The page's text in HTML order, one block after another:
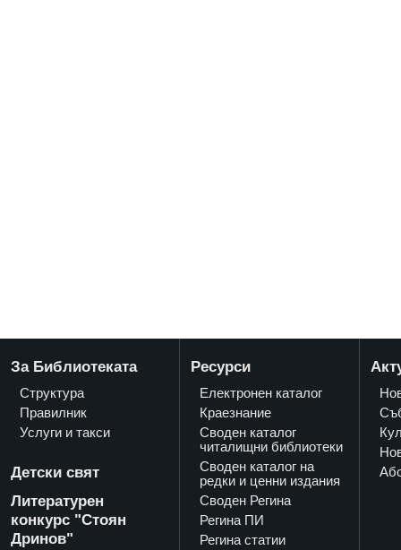
За Библиотеката
Структура
Правилник
Услуги и такси
Детски свят
Литературен
конкурс "Стоян
Дринов"
Ресурси
Електронен каталог
Краезнание
Своден каталог
читалищни библиотеки
Своден каталог на
редки и ценни издания
Своден Регина
Регина ПИ
Регина статии